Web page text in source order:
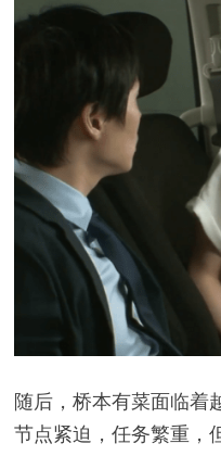
随后，桥本有菜面临着
节点紧迫，任务繁重，